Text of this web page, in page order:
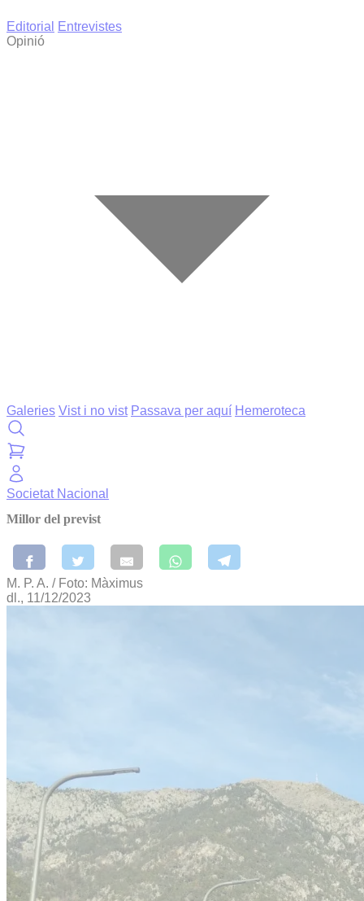
Editorial
Entrevistes
Opinió
Galeries Vist i no vist Passava per aquí Hemeroteca
Societat Nacional
Millor del previst
M. P. A. / Foto: Màximus
dl., 11/12/2023